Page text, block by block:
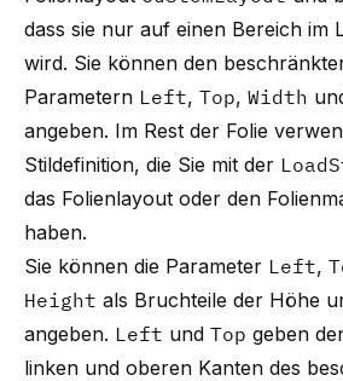
dass sie nur auf einen Bereich im
wird. Sie können den
Parametern Left, Top, Width
angeben. Im Rest der Folie
Stildefinition, die Sie mit der
das Folienlayout oder den
haben.
Sie können die Parameter Left,
Height als Bruchteile der Höhe
angeben. Left und Top geben
linken und oberen Kanten des